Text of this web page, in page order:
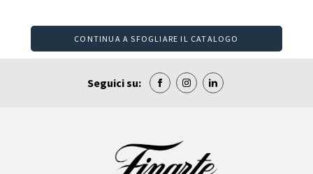
CONTINUA A SFOGLIARE IL CATALOGO
Seguici su: